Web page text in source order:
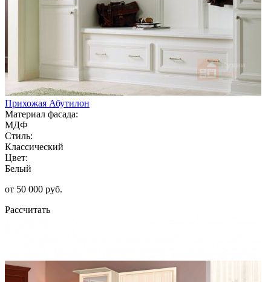
Прихожая Абутилон
Материал фасада:
МДФ
Стиль:
Классический
Цвет:
Белый
от 50 000 руб.
Рассчитать